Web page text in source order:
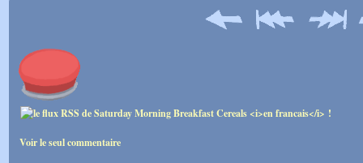
Voir le seul commentaire